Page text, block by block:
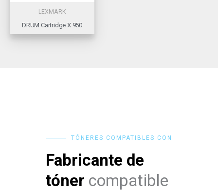
LEXMARK
DRUM Cartridge X 950
TÓNERES COMPATIBLES CON
Fabricante de
tóner compatible